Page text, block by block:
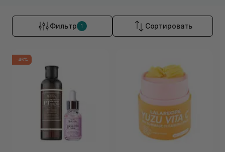
Фильтр 1 Сортировать
-46%